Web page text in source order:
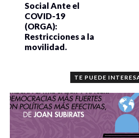
Social Ante el
COVID-19
(ORGA):
Restricciones a la
movilidad.
TE PUEDE